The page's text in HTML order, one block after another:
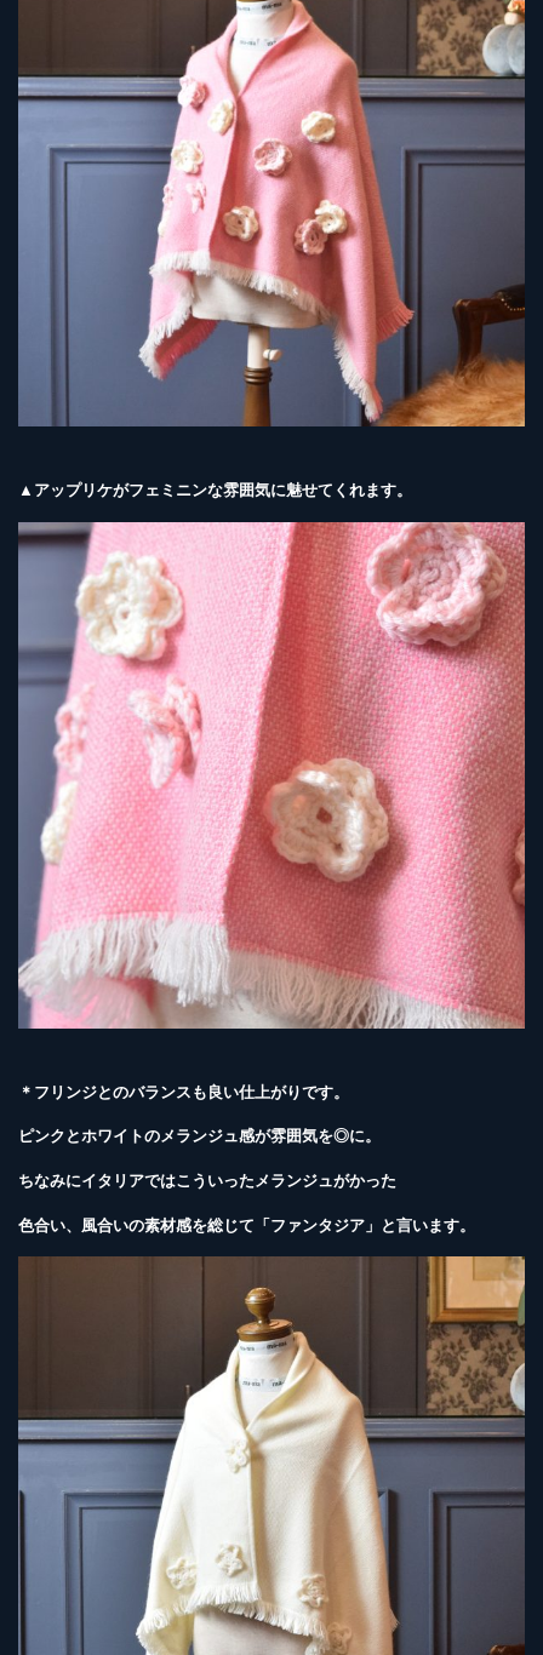
▲アップリケがフェミニンな雰囲気に魅せてくれます。
＊フリンジとのバランスも良い仕上がりです。
ピンクとホワイトのメランジュ感が雰囲気を◎に。
ちなみにイタリアではこういったメランジュがかった
色合い、風合いの素材感を総じて「ファンタジア」と言います。